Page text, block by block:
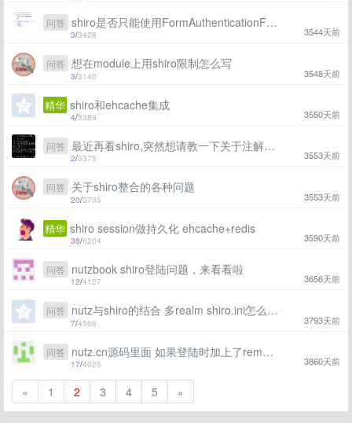
3/3428 3544天前
问答 shiro是否只能使用FormAuthenticationFilter提交方式
3/3140 3548天前
问答 想在module上用shiro限制怎么写
4/3389 3550天前
精华 shiro和ehcache集成
2/3375 3553天前
问答 最近再看shiro,突然想请教一下关于注解的问题，望大神指点一二
20/3705 3553天前
问答 关于shiro整合的各种问题
38/6204 3590天前
精华 shiro session做持久化 ehcache+redis
12/4127 3656天前
问答 nutzbook shiro登陆问题，来看看啦
7/4566 3793天前
问答 nutz与shiro的结合 多realm shiro.ini怎么配置啊
17/4025 3860天前
问答 nutz.cn源码里面 如果登陆时加上了rememberMe 是在哪里实现的?
« 1 2 3 4 5 »